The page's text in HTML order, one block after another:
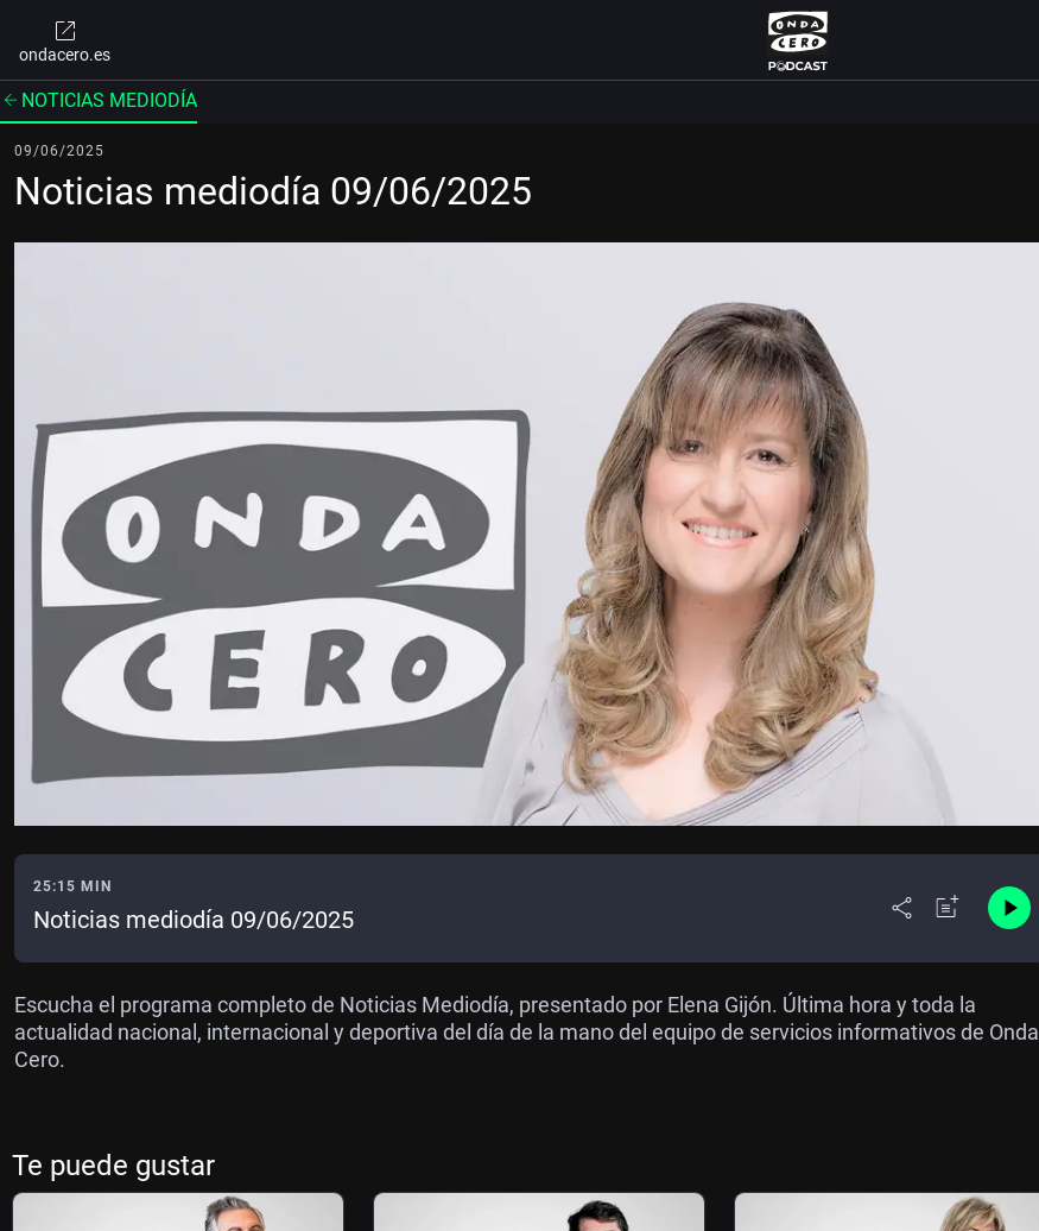
ondacero.es
NOTICIAS MEDIODÍA
09/06/2025
Noticias mediodía 09/06/2025
25:15 MIN
Noticias mediodía 09/06/2025
Escucha el programa completo de Noticias Mediodía, presentado por Elena Gijón. Última hora y toda la
actualidad nacional, internacional y deportiva del día de la mano del equipo de servicios informativos de Onda
Cero.
Te puede gustar